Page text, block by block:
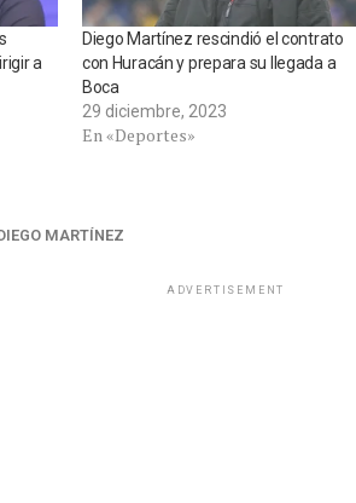
a
Diego Martínez rescindió el contrato
con Huracán y prepara su llegada a
Boca
29 diciembre, 2023
En «Deportes»
MARTÍNEZ
ADVERTISEMENT